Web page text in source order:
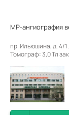
МР-ангиография
пр. Ильюшина, д. 4/1.
Томограф: 3,0 Тл